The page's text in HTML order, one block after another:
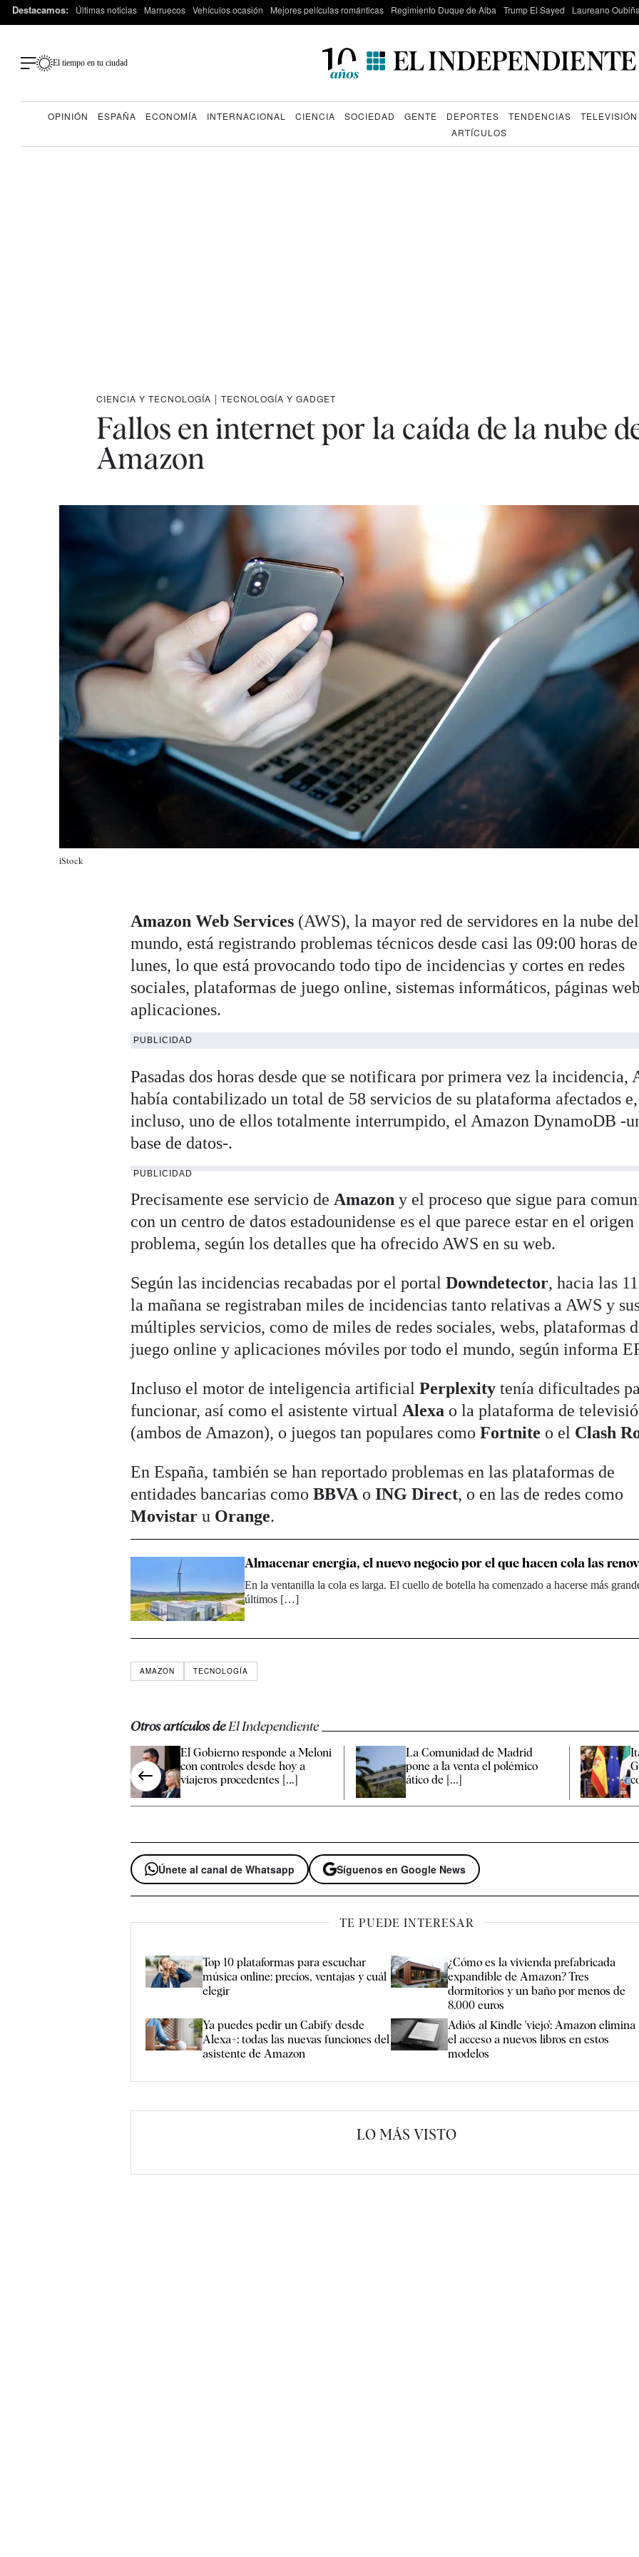
Destacamos: Últimas noticias Marruecos Vehículos ocasión Mejores películas románticas Regimiento Duque de Alba Trump El Sayed Laureano
El tiempo en tu ciudad
OPINIÓN ESPAÑA ECONOMÍA INTERNACIONAL CIENCIA SOCIEDAD GENTE DEPORTES TENDENCIAS TELEVISIÓN
ARTÍCULOS
CIENCIA Y TECNOLOGÍA | TECNOLOGÍA Y GADGET
Fallos en internet por la caída de la nube
Amazon
iStock
Amazon Web Services (AWS), la mayor red de servidores en la nube del
mundo, está registrando problemas técnicos desde casi las 09:00 horas
lunes, lo que está provocando todo tipo de incidencias y cortes en redes
sociales, plataformas de juego online, sistemas informáticos, páginas
aplicaciones.
PUBLICIDAD
Pasadas dos horas desde que se notificara por primera vez la incidencia,
había contabilizado un total de 58 servicios de su plataforma afectados e,
incluso, uno de ellos totalmente interrumpido, el Amazon DynamoDB -
base de datos-.
PUBLICIDAD
Precisamente ese servicio de Amazony el proceso que sigue para
con un centro de datos estadounidense es el que parece estar en el origen
problema, según los detalles que ha ofrecido AWS en su web.
Según las incidencias recabadas por el portalDowndetector, hacia las
la mañana se registraban miles de incidencias tanto relativas a AWS y
múltiples servicios, como de miles de redes sociales, webs, plataformas
juego online y aplicaciones móviles por todo el mundo, según informa
Incluso el motor de inteligencia artificialPerplexity tenía dificultades
funcionar, así como el asistente virtual Alexa o la plataforma de
(ambos de Amazon), o juegos tan populares comoFortnite o el Clash
En España, también se han reportado problemas en las plataformas de
entidades bancarias comoBBVA oING Direct, o en las de redes como
Movistaru Orange.
Almacenar energía, el nuevo negocio por el que hacen cola las
En la ventanilla la cola es larga. El cuello de botella ha comenzado a hacerse más
últimos […]
AMAZON TECNOLOGÍA
Otros artículos deEl Independiente
El Gobierno responde a Meloni
con controles desde hoy a
viajeros procedentes [...]
La Comunidad de Madrid
pone a la venta el polémico
ático de [...]
Únete al canal de Whatsapp Síguenos en Google News
TE PUEDE INTERESAR
Top 10 plataformas para escuchar
música online: precios, ventajas y cuál
elegir
¿Cómo es la vivienda prefabricada
expandible de Amazon? Tres
dormitorios y un baño por menos de
8.000 euros
Ya puedes pedir un Cabify desde
Alexa+: todas las nuevas funciones del
asistente de Amazon
Adiós al Kindle 'viejo': Amazon elimina
el acceso a nuevos libros en estos
modelos
LO MÁS VISTO